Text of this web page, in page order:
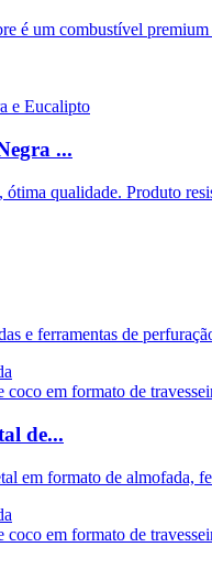
é um combustível
...
qualidade. Produto
e ferramentas de
de...
em formato de almofada,